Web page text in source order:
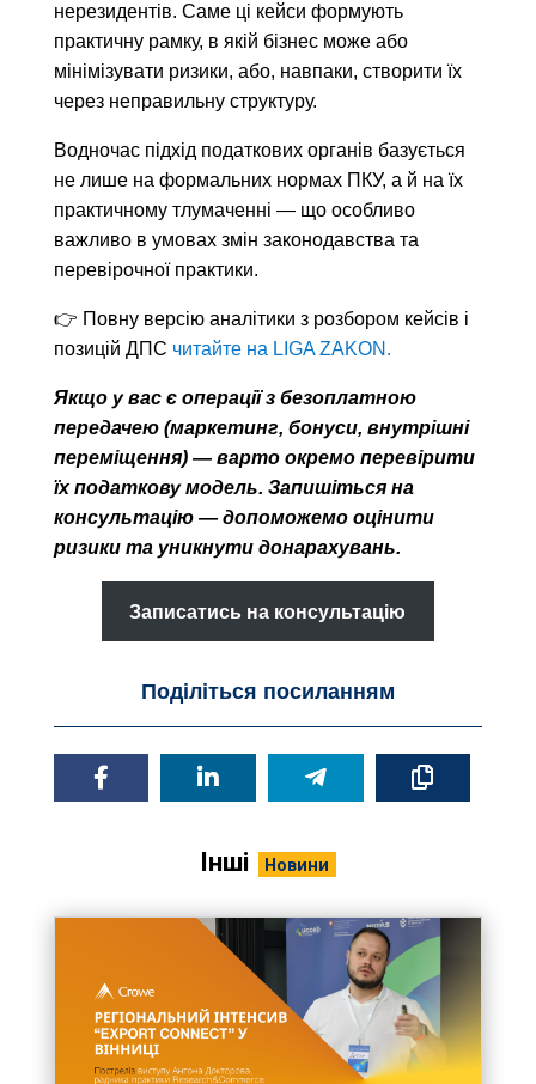
нерезидентів. Саме ці кейси формують
практичну рамку, в якій бізнес може або
мінімізувати ризики, або, навпаки, створити їх
через неправильну структуру.
Водночас підхід податкових органів базується
не лише на формальних нормах ПКУ, а й на їх
практичному тлумаченні — що особливо
важливо в умовах змін законодавства та
перевірочної практики.
👉 Повну версію аналітики з розбором кейсів і
позицій ДПС читайте на LIGA ZAKON.
Якщо у вас є операції з безоплатною
передачею (маркетинг, бонуси, внутрішні
переміщення) — варто окремо перевірити
їх податкову модель. Запишіться на
консультацію — допоможемо оцінити
ризики та уникнути донарахувань.
Записатись на консультацію
Поділіться посиланням
Інші Новини